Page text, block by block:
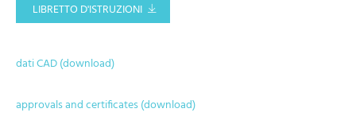
LIBRETTO D'ISTRUZIONI
dati CAD (download)
approvals and certificates (download)